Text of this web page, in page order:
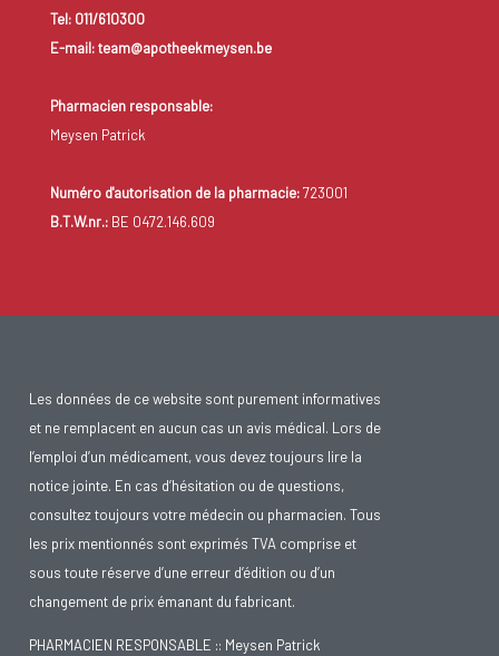
Tel: 011/610300
E-mail: team@apotheekmeysen.be
Pharmacien responsable:
Meysen Patrick
Numéro d'autorisation de la pharmacie:723001
B.T.W.nr.:BE 0472.146.609
Les données de ce website sont purement informatives
et ne remplacent en aucun cas un avis médical. Lors de
l’emploi d’un médicament, vous devez toujours lire la
notice jointe. En cas d’hésitation ou de questions,
consultez toujours votre médecin ou pharmacien. Tous
les prix mentionnés sont exprimés TVA comprise et
sous toute réserve d’une erreur d’édition ou d’un
changement de prix émanant du fabricant.
PHARMACIEN RESPONSABLE :: Meysen Patrick